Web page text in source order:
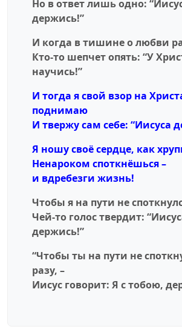
Но в ответ лишь одно:
держись!”
И когда в тишине о любви
Кто-то шепчет опять: “У
научись!”
И тогда я свой взор на
поднимаю
И твержу сам себе: “Иисуса
Я ношу своё сердце, как
Ненароком споткнёшься –
и вдребезги жизнь!
Чтобы я на пути не
Чей-то голос твердит:
держись!”
“Чтобы ты на пути не
разу, –
Иисус говорит: Я с тобою,